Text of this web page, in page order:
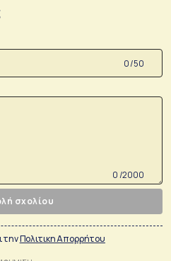
0 /50
0 /2000
σχολίου
τηνΠολιτικη Απορρήτου